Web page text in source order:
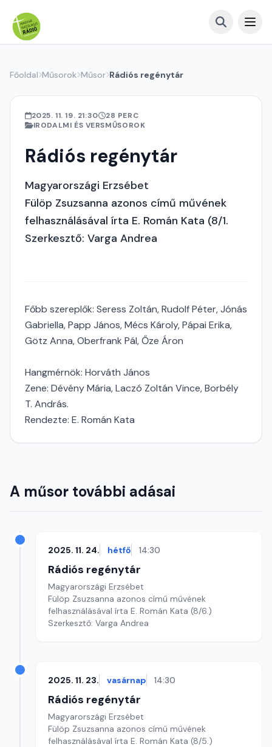
Főoldal Műsorok Műsor Rádiós regénytár
2025. 11. 19. 21:30
28 PERC
IRODALMI ÉS VERSMŰSOROK
Rádiós regénytár
Magyarországi Erzsébet
Fülöp Zsuzsanna azonos című művének
felhasználásával írta E. Román Kata (8/1.
Szerkesztő: Varga Andrea
Főbb szereplők: Seress Zoltán, Rudolf Péter, Jónás
Gabriella, Papp János, Mécs Károly, Pápai Erika,
Götz Anna, Oberfrank Pál, Őze Áron
Hangmérnök: Horváth János
Zene: Dévény Mária, Laczó Zoltán Vince, Borbély
T. András.
Rendezte: E. Román Kata
A műsor további adásai
2025. 11. 24. hétfő 14:30
Rádiós regénytár
Magyarországi Erzsébet
Fülöp Zsuzsanna azonos című művének
felhasználásával írta E. Román Kata (8/6.)
Szerkesztő: Varga Andrea
2025. 11. 23. vasárnap 14:30
Rádiós regénytár
Magyarországi Erzsébet
Fülöp Zsuzsanna azonos című művének
felhasználásával írta E. Román Kata (8/5.)